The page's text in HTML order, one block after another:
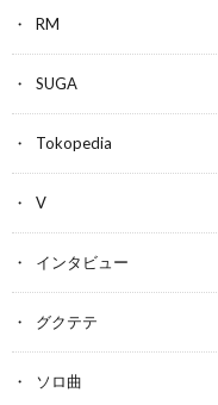
RM
SUGA
Tokopedia
V
インタビュー
グクテテ
ソロ曲